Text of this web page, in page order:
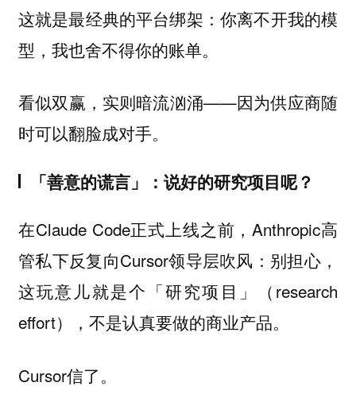
这就是最经典的平台绑架：你离不开我的模
型，我也舍不得你的账单。
看似双赢，实则暗流汹涌——因为供应商随
时可以翻脸成对手。
「善意的谎言」：说好的研究项目呢？
在Claude Code正式上线之前，Anthropic高
管私下反复向Cursor领导层吹风：别担心，
这玩意儿就是个「研究项目」（research
effort），不是认真要做的商业产品。
Cursor信了。